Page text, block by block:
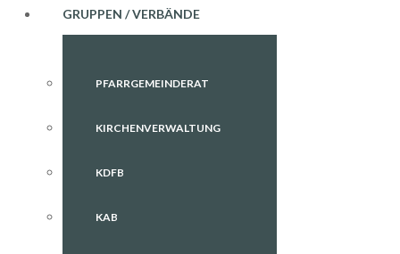
GRUPPEN / VERBÄNDE
PFARRGEMEINDERAT
KIRCHENVERWALTUNG
KDFB
KAB